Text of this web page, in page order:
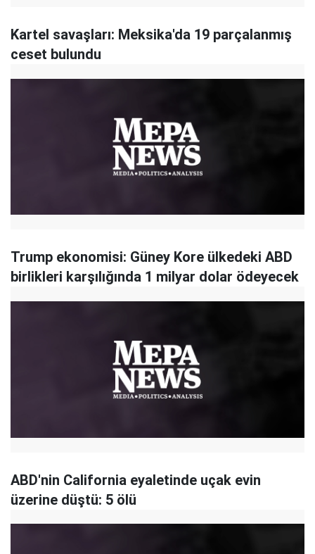
Kartel savaşları: Meksika'da 19 parçalanmış
ceset bulundu
Trump ekonomisi: Güney Kore ülkedeki ABD
birlikleri karşılığında 1 milyar dolar ödeyecek
ABD'nin California eyaletinde uçak evin
üzerine düştü: 5 ölü